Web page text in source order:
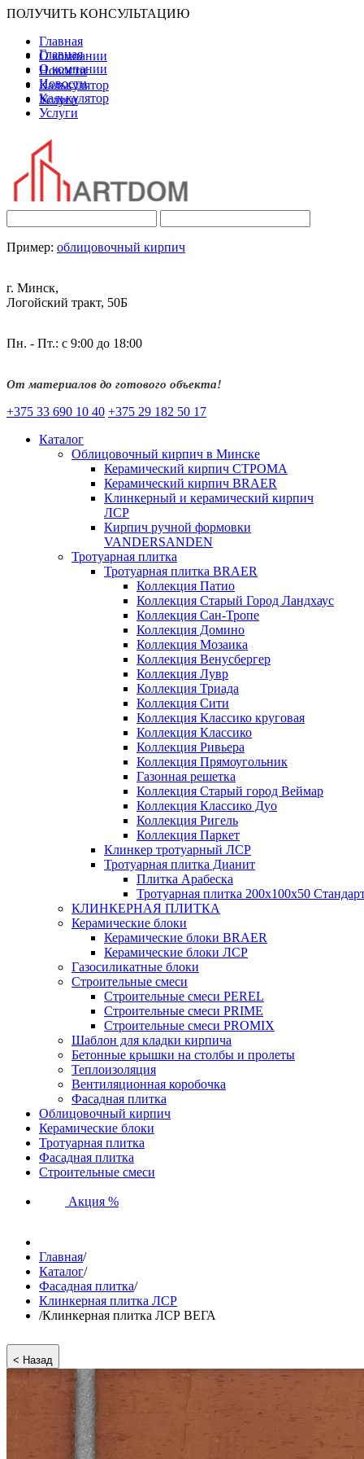
ПОЛУЧИТЬ КОНСУЛЬТАЦИЮ
Главная
О компании
Новости
Калькулятор
Услуги
Главная
О компании
Новости
Калькулятор
Услуги
Пример: облицовочный кирпич
г. Минск,
Логойский тракт, 50Б
Пн. - Пт.: с 9:00 до 18:00
От материалов до готового объекта!
+375 33 690 10 40 +375 29 182 50 17
Каталог
Облицовочный кирпич в Минске
Керамический кирпич СТРОМА
Керамический кирпич BRAER
Клинкерный и керамический кирпич
ЛСР
Кирпич ручной формовки
VANDERSANDEN
Тротуарная плитка
Тротуарная плитка BRAER
Коллекция Патио
Коллекция Старый Город Ландхаус
Коллекция Сан-Тропе
Коллекция Домино
Коллекция Мозаика
Коллекция Венусбергер
Коллекция Лувр
Коллекция Триада
Коллекция Сити
Коллекция Классико круговая
Коллекция Классико
Коллекция Ривьера
Коллекция Прямоугольник
Газонная решетка
Коллекция Старый город Веймар
Коллекция Классико Дуо
Коллекция Ригель
Коллекция Паркет
Клинкер тротуарный ЛСР
Тротуарная плитка Дианит
Плитка Арабеска
Тротуарная плитка 200х100х50
КЛИНКЕРНАЯ ПЛИТКА
Керамические блоки
Керамические блоки BRAER
Керамические блоки ЛСР
Газосиликатные блоки
Строительные смеси
Строительные смеси PEREL
Строительные смеси PRIME
Строительные смеси PROMIX
Шаблон для кладки кирпича
Бетонные крышки на столбы и пролеты
Теплоизоляция
Вентиляционная коробочка
Фасадная плитка
Облицовочный кирпич
Керамические блоки
Тротуарная плитка
Фасадная плитка
Строительные смеси
Акция %
Главная/
Каталог/
Фасадная плитка/
Клинкерная плитка ЛСР
/Клинкерная плитка ЛСР ВЕГА